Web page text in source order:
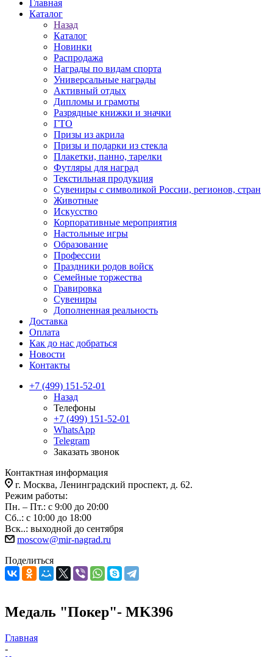
Главная
Каталог
Назад
Каталог
Новинки
Распродажа
Награды по видам спорта
Универсальные награды
Активный отдых
Дипломы и грамоты
Разрядные книжки и значки
ГТО
Призы из акрила
Призы и подарки из стекла
Плакетки, панно, тарелки
Футляры для наград
Текстильная продукция
Сувениры с символикой России, регионов, стран
Животные
Искусство
Корпоративные мероприятия
Настольные игры
Образование
Профессии
Праздники родов войск
Семейные торжества
Гравировка
Сувениры
Дополненная реальность
Доставка
Оплата
Как до нас добраться
Новости
Контакты
+7 (499) 151-52-01
Назад
Телефоны
+7 (499) 151-52-01
WhatsApp
Telegram
Заказать звонок
Контактная информация
г. Москва, Ленинградский проспект, д. 62.
Режим работы:
Пн. – Пт.: с 9:00 до 20:00
Сб..: с 10:00 до 18:00
Вск..: выходной до сентября
moscow@mir-nagrad.ru
Поделиться
Медаль "Покер"- MK396
Главная
-